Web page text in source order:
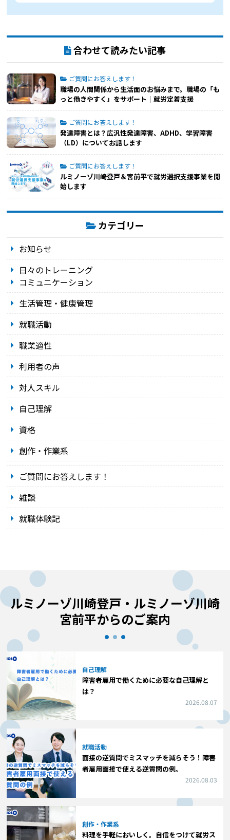
合わせて読みたい記事
ご質問にお答えします！
職場の人間関係から生活面のお悩みまで。職場の「も
っと働きやすく」をサポート│就労定着支援
ご質問にお答えします！
発達障害とは？広汎性発達障害、ADHD、学習障害
（LD）についてお話します
ご質問にお答えします！
ルミノーゾ川崎登戸＆宮前平で就労選択支援事業を開
始します
カテゴリー
お知らせ
日々のトレーニング
コミュニケーション
生活管理・健康管理
就職活動
職業適性
利用者の声
対人スキル
自己理解
資格
創作・作業系
ご質問にお答えします！
雑談
就職体験記
ルミノーゾ川崎登戸・ルミノーゾ川崎
宮前平からのご案内
自己理解
障害者雇用で働くために必要な自己理解と
は？
2026.08.07
就職活動
面接の逆質問でミスマッチを減らそう！障害
者雇用面接で使える逆質問の例。
2026.08.03
創作・作業系
料理を手軽においしく。自信をつけて就労ス